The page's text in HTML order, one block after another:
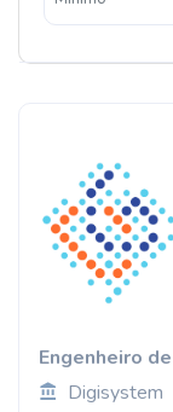
Engenheiro
Digisystem